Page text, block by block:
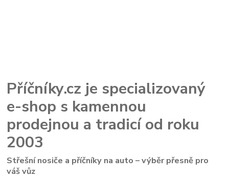
Příčníky.cz je specializovaný
e-shop s kamennou
prodejnou a tradicí od roku
2003
Střešní nosiče a příčníky na auto – výběr přesně pro
váš vůz